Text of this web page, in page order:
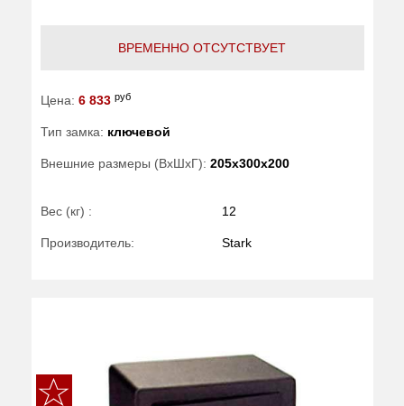
ВРЕМЕННО ОТСУТСТВУЕТ
Цена: 6 833 руб
Тип замка: ключевой
Внешние размеры (ВхШхГ): 205x300x200
Вес (кг) : 12
Производитель: Stark